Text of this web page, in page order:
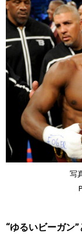
写
“ゆるいビーガン”